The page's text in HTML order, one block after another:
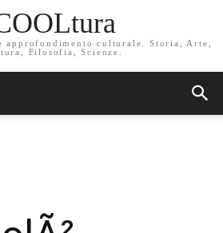
approfondimento culturale. Storia, Arte,
Filosofia, Scienze.